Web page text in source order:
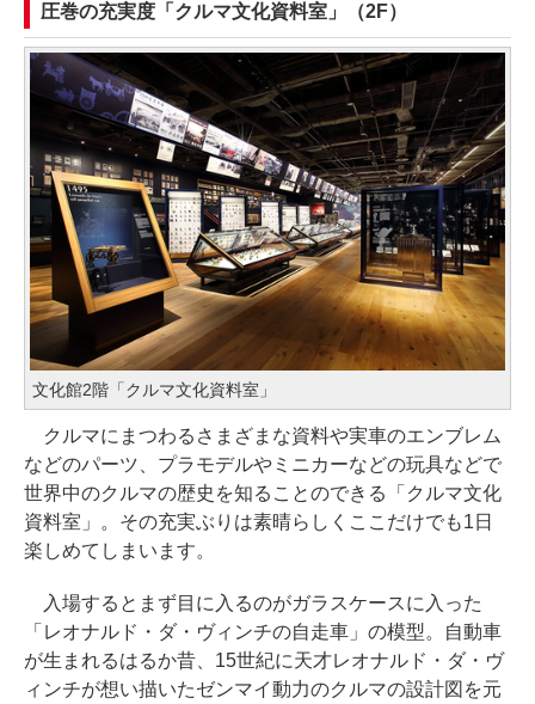
圧巻の充実度「クルマ文化資料室」（2F）
文化館2階「クルマ文化資料室」
クルマにまつわるさまざまな資料や実車のエンブレム
などのパーツ、プラモデルやミニカーなどの玩具などで
世界中のクルマの歴史を知ることのできる「クルマ文化
資料室」。その充実ぶりは素晴らしくここだけでも1日
楽しめてしまいます。
入場するとまず目に入るのがガラスケースに入った
「レオナルド・ダ・ヴィンチの自走車」の模型。自動車
が生まれるはるか昔、15世紀に天才レオナルド・ダ・ヴ
ィンチが想い描いたゼンマイ動力のクルマの設計図を元